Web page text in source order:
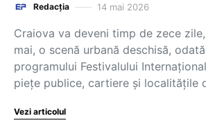
Redacția 14 mai 2026
Craiova va deveni timp de zece
mai, o scenă urbană deschisă,
programului Festivalului
pieţe publice, cartiere şi localităţile
Vezi articolul